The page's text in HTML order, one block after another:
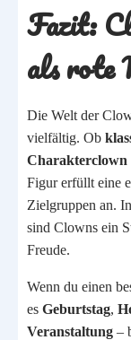
Fazit:
als rote
Die Welt der
vielfältig. Ob
Charakterclown
Figur erfüllt eine
Zielgruppen an.
sind Clowns ein
Freude.
Wenn du einen
es Geburtstag,
Veranstaltung –